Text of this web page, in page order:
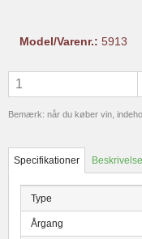
Model/Varenr.: 5913
Bemærk: når du køber vin,
Specifikationer Beskrivelse
Type
Årgang